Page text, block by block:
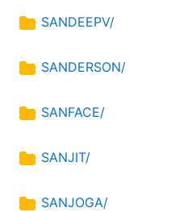
SANDEEPV/
SANDERSON/
SANFACE/
SANJIT/
SANJOGA/